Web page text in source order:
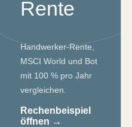
Rente
Handwerker-Rente,
MSCI World und Bot
mit 100 % pro Jahr
vergleichen.
Rechenbeispiel
öffnen →